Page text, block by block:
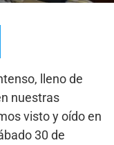
lleno de
nuestras
visto y oído en
30 de